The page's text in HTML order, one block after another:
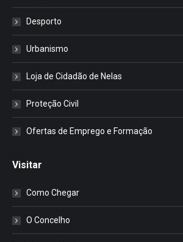
Desporto
Urbanismo
Loja de Cidadão de Nelas
Proteção Civil
Ofertas de Emprego e Formação
Visitar
Como Chegar
O Concelho